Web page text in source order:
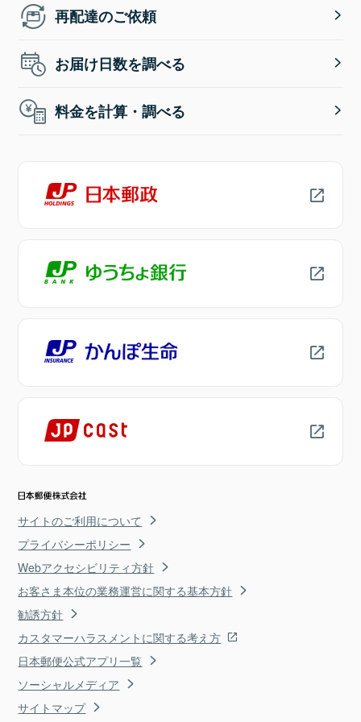
再配達のご依頼
お届け日数を調べる
料金を計算・調べる
サイトのご利用について
プライバシーポリシー
Webアクセシビリティ方針
お客さま本位の業務運営に関する基本方針
勧誘方針
カスタマーハラスメントに関する考え方
日本郵便公式アプリ一覧
ソーシャルメディア
サイトマップ